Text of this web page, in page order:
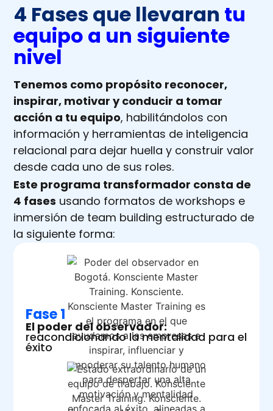
4 Fases que llevaran tu
equipo a un siguiente
nivel
Tenemos como propósito reconocer,
inspirar, motivar y conducir a tomar
acción a tu equipo, habilitándolos con
información y herramientas de inteligencia
relacional para dejar huella y construir valor
desde cada uno de sus roles.
Este programa transformador consta de
4 fases usando formatos de workshops e
inmersión de team building estructurado de
la siguiente forma:
Fase 1
El poder del observador:
reacondicionando la mentalidad para el
éxito